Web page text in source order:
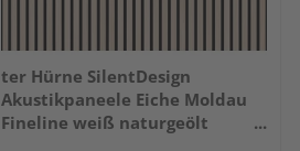
ter Hürne SilentDesign
Akustikpaneele Eiche Moldau
Fineline weiß naturgeölt